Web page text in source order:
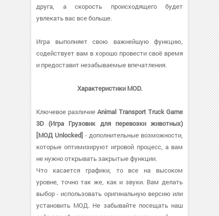
друга, а скорость происходящего будет
увлекать вас все больше.
Игра выполняет свою важнейшую функцию,
содействует вам в хорошо провести своё время
и предоставит незабываемые впечатления.
Характеристики MOD.
Ключевое различиеAnimal Transport Truck Game
3D (Игра Грузовик для перевозки животных)
[МОД Unlocked] - дополнительные возможности,
которые оптимизируют игровой процесс, а вам
не нужно открывать закрытые функции.
Что касается графики, то все на высоком
уровне, точно так же, как и звуки. Вам делать
выбор - использовать оригинальную версию или
установить МОД. Не забывайте посещать наш